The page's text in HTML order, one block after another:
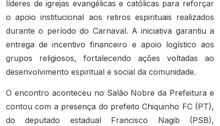
líderes de igrejas evangélicas e católicas para reforçar
o apoio institucional aos retiros espirituais realizados
durante o período do Carnaval. A iniciativa garantiu a
entrega de incentivo financeiro e apoio logístico aos
grupos religiosos, fortalecendo ações voltadas ao
desenvolvimento espiritual e social da comunidade.
O encontro aconteceu no Salão Nobre da Prefeitura e
contou com a presença do prefeito Chiquinho FC (PT),
do deputado estadual Francisco Nagib (PSB),